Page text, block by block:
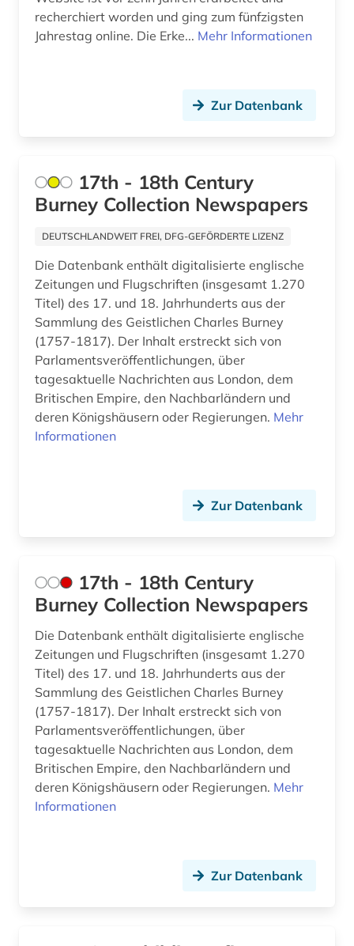
artek (2)
aschaffenburg (1)
asienforschung (3)
assisi (1)
assyriologie (1)
astronomie (2)
atlas (10)
audiothek (1)
audiovisuelles material (3)
aufgebot (1)
aufklärung (10)
aufsatz (1)
aufsatzsammlung (5)
augenzeuge (8)
recherchiert worden und ging zum fünfzigsten
Jahrestag online. Die Erke... Mehr Informationen
Zur Datenbank
17th - 18th Century
Burney Collection Newspapers
DEUTSCHLANDWEIT FREI, DFG-GEFÖRDERTE LIZENZ
Die Datenbank enthält digitalisierte englische
Zeitungen und Flugschriften (insgesamt 1.270
Titel) des 17. und 18. Jahrhunderts aus der
Sammlung des Geistlichen Charles Burney
(1757-1817). Der Inhalt erstreckt sich von
Parlamentsveröffentlichungen, über
tagesaktuelle Nachrichten aus London, dem
Britischen Empire, den Nachbarländern und
deren Königshäusern oder Regierungen. Mehr
Informationen
Zur Datenbank
17th - 18th Century
Burney Collection Newspapers
Die Datenbank enthält digitalisierte englische
Zeitungen und Flugschriften (insgesamt 1.270
Titel) des 17. und 18. Jahrhunderts aus der
Sammlung des Geistlichen Charles Burney
(1757-1817). Der Inhalt erstreckt sich von
Parlamentsveröffentlichungen, über
tagesaktuelle Nachrichten aus London, dem
Britischen Empire, den Nachbarländern und
deren Königshäusern oder Regierungen. Mehr
Informationen
Zur Datenbank